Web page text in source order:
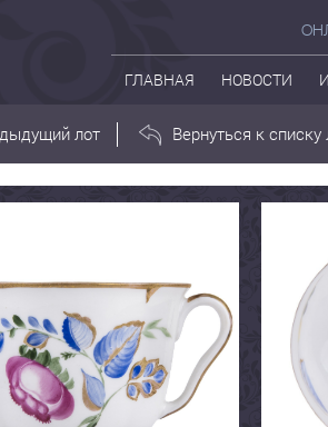
ГЛАВНАЯ НОВОСТИ
лот Вернуться к списку